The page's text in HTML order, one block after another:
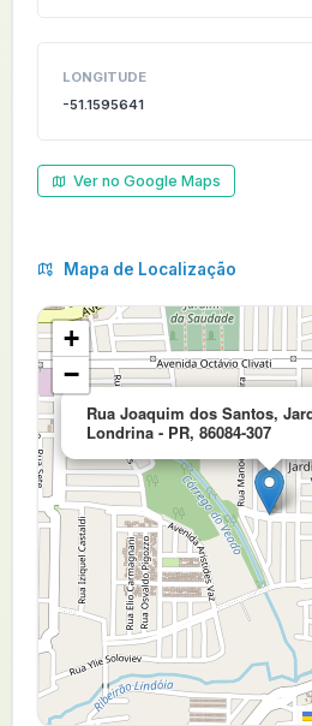
LONGITUDE
-51.1595641
Ver no Google Maps
Mapa de Localização
Rua Joaquim dos Santos,
Londrina - PR, 86084-307
+
−